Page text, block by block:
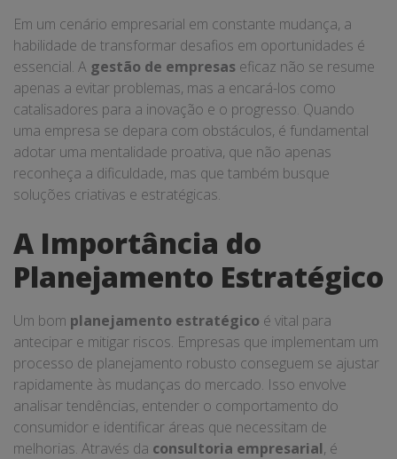
Em um cenário empresarial em constante mudança, a
habilidade de transformar desafios em oportunidades é
essencial. A gestão de empresas eficaz não se resume
apenas a evitar problemas, mas a encará-los como
catalisadores para a inovação e o progresso. Quando
uma empresa se depara com obstáculos, é fundamental
adotar uma mentalidade proativa, que não apenas
reconheça a dificuldade, mas que também busque
soluções criativas e estratégicas.
A Importância do
Planejamento Estratégico
Um bom planejamento estratégico é vital para
antecipar e mitigar riscos. Empresas que implementam um
processo de planejamento robusto conseguem se ajustar
rapidamente às mudanças do mercado. Isso envolve
analisar tendências, entender o comportamento do
consumidor e identificar áreas que necessitam de
melhorias. Através da consultoria empresarial, é